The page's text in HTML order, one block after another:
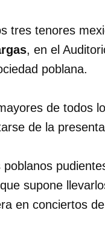
tres tenores
, en el
poblana.
de todos
de la
supone
en conciertos